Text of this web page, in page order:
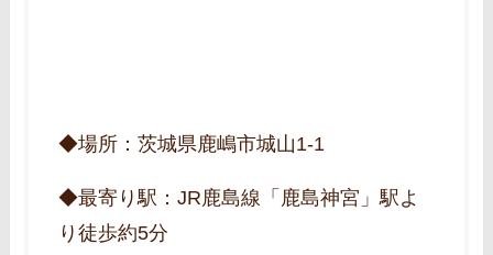
◆場所：茨城県鹿嶋市城山1-1
◆最寄り駅：JR鹿島線「鹿島神宮」駅よ
り徒歩約5分